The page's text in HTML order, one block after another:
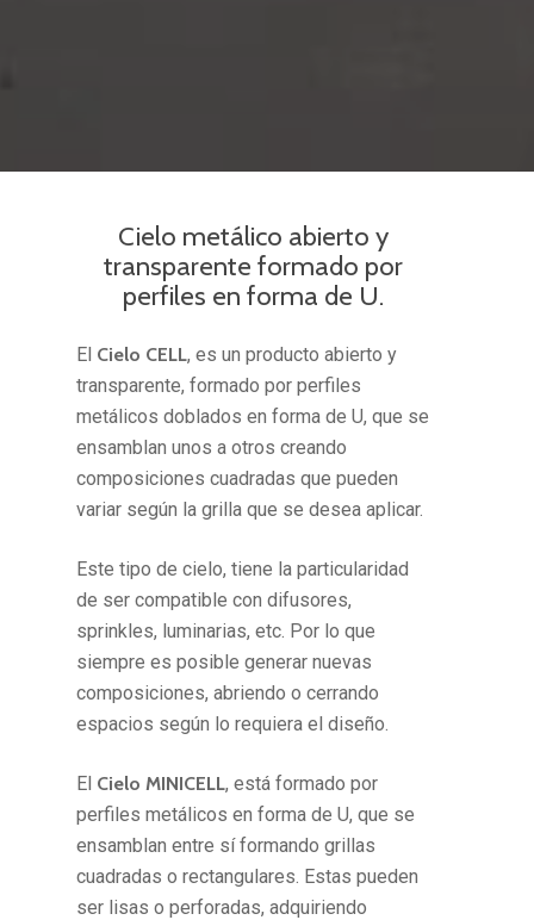
Cielo metálico abierto y
transparente formado por
perfiles en forma de U.
El Cielo CELL, es un producto abierto y
transparente, formado por perfiles
metálicos doblados en forma de U, que se
ensamblan unos a otros creando
composiciones cuadradas que pueden
variar según la grilla que se desea aplicar.
Este tipo de cielo, tiene la particularidad
de ser compatible con difusores,
sprinkles, luminarias, etc. Por lo que
siempre es posible generar nuevas
composiciones, abriendo o cerrando
espacios según lo requiera el diseño.
El Cielo MINICELL, está formado por
perfiles metálicos en forma de U, que se
ensamblan entre sí formando grillas
cuadradas o rectangulares. Estas pueden
ser lisas o perforadas, adquiriendo